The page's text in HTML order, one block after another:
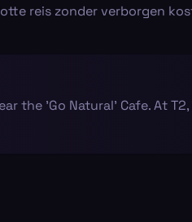
reis zonder verborgen
the 'Go Natural' Cafe. At